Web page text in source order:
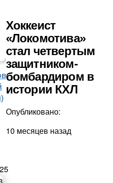
Хоккеист
«Локомотива»
стал четвертым
защитником-
бомбардиром в
истории КХЛ
Опубликовано:
10 месяцев назад